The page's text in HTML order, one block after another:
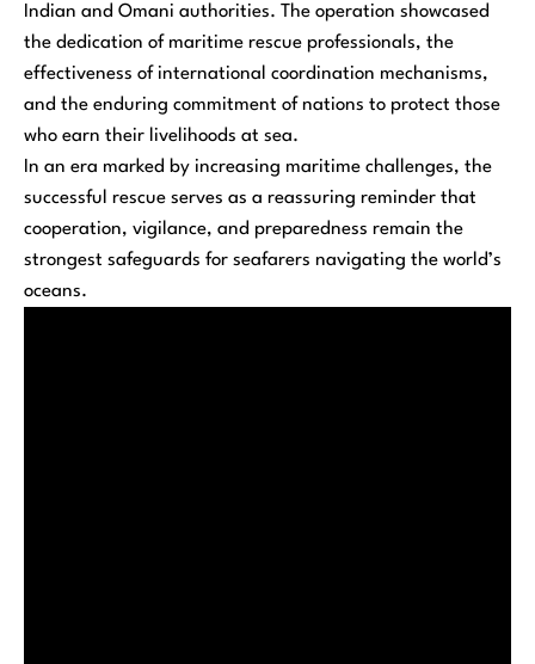
Indian and Omani authorities. The operation showcased
the dedication of maritime rescue professionals, the
effectiveness of international coordination mechanisms,
and the enduring commitment of nations to protect those
who earn their livelihoods at sea.
In an era marked by increasing maritime challenges, the
successful rescue serves as a reassuring reminder that
cooperation, vigilance, and preparedness remain the
strongest safeguards for seafarers navigating the world’s
oceans.